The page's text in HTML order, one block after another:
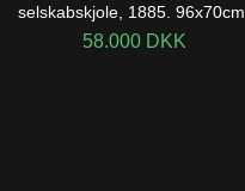
selskabskjole, 1885. 96x70cm.
58.000 DKK